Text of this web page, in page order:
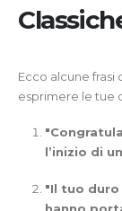
Ecco alcune frasi
esprimere le tue
l’inizio di
"Il tuo